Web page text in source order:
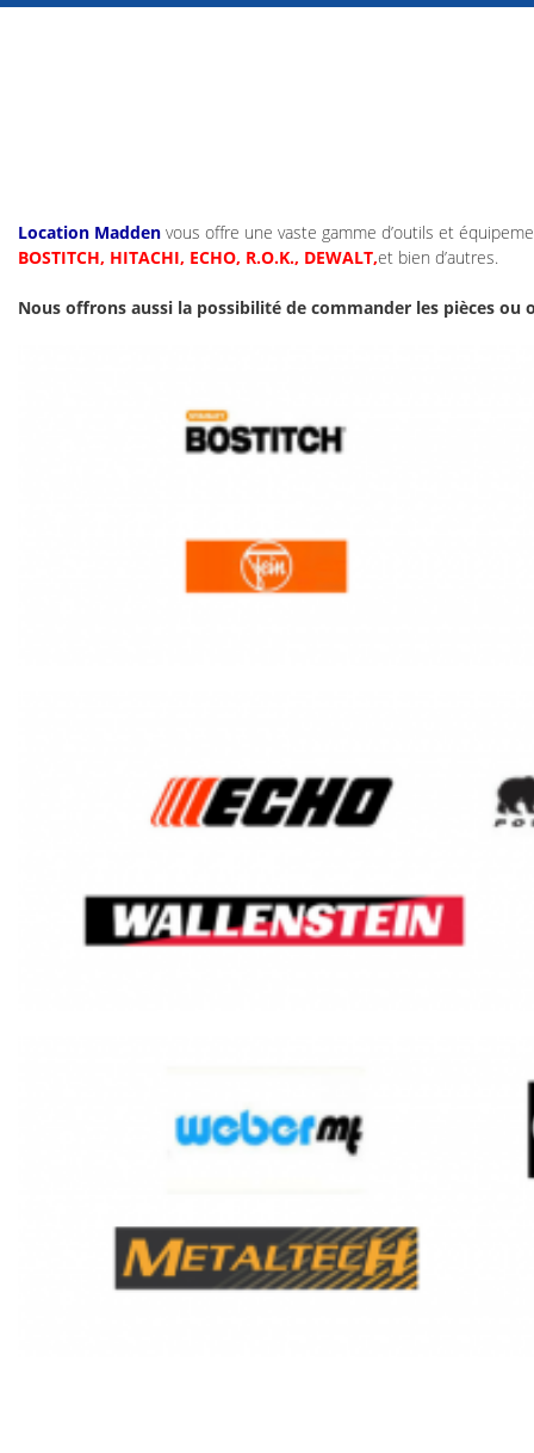
Location Madden vous offre une vaste gamme d’outils et
BOSTITCH, HITACHI, ECHO, R.O.K., DEWALT,et bien d’autres.
Nous offrons aussi la possibilité de commander les pièces ou